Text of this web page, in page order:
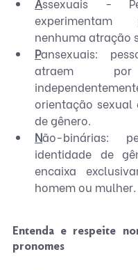
Assexuais -
nenhuma atração
Pansexuais:
atraem
orientação sexual
de gênero.
Não-binárias:
identidade de
encaixa
homem ou mulher.
Entenda e respeite
pronomes